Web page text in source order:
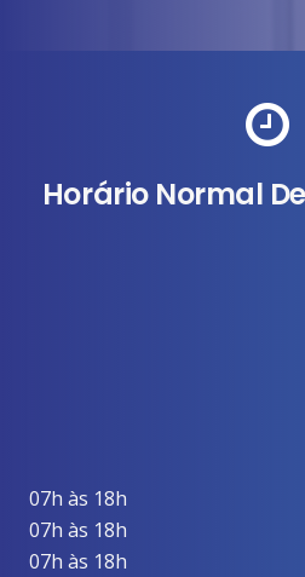
Horário Normal
07h às 18h
07h às 18h
07h às 18h